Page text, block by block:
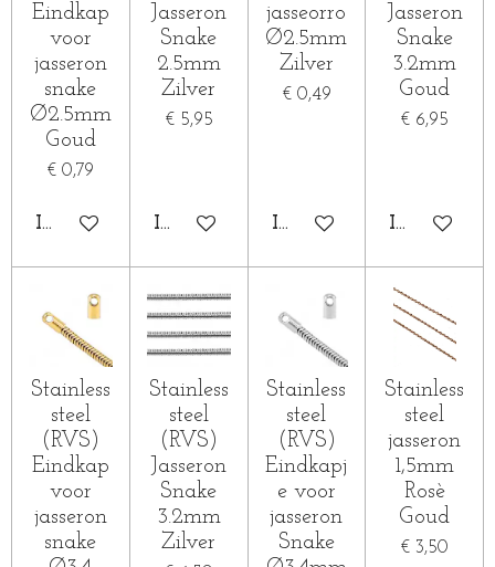
Eindkap
voor
jasseron
snake
Ø2.5mm
Goud
€ 0,79
IN WINKELWAGEN
Jasseron
Snake
2.5mm
Zilver
€ 5,95
IN WINKELWAGEN
jasseorro
Ø2.5mm
Zilver
€ 0,49
IN WINKELWAGEN
Jasseron
Snake
3.2mm
Goud
€ 6,95
IN
Stainless
steel
(RVS)
Eindkap
voor
jasseron
snake
Stainless
steel
(RVS)
Jasseron
Snake
3.2mm
Zilver
Stainless
steel
(RVS)
Eindkapj
e voor
jasseron
Snake
Stainless
steel
jasseron
1,5mm
Rosè
Goud
€ 3,50